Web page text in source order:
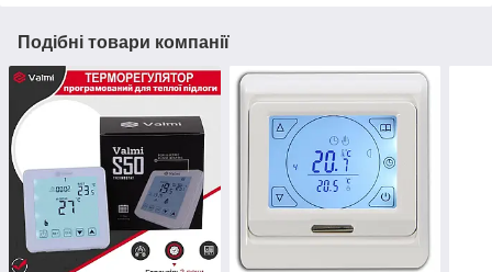
Подібні товари компанії